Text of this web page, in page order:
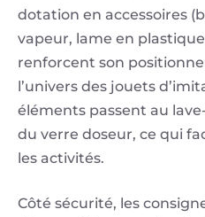
dotation en accessoires
vapeur, lame en
renforcent son
l’univers des jouets
éléments passent au
du verre doseur, ce qui
les activités.
Côté sécurité, les